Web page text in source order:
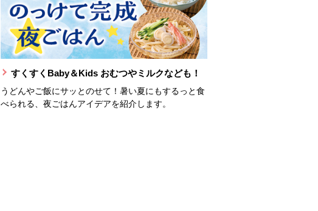
すくすくBaby＆Kids おむつやミルクなども！
うどんやご飯にサッとのせて！暑い夏にもするっと食
べられる、夜ごはんアイデアを紹介します。